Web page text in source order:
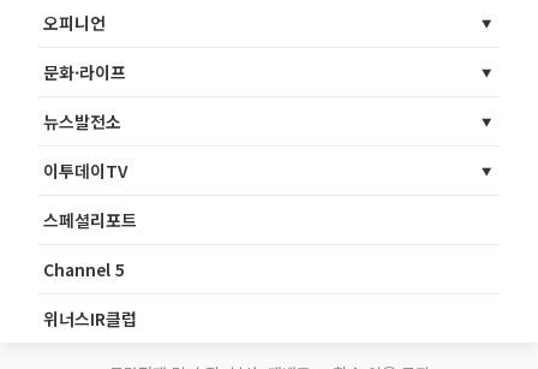
오피니언
문화·라이프
뉴스발전소
이투데이TV
스페셜리포트
Channel 5
위너스IR클럽